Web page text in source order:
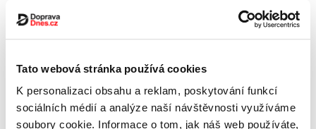
Tato webová stránka používá cookies
K personalizaci obsahu a reklam, poskytování funkcí
sociálních médií a analýze naší návštěvnosti využíváme
soubory cookie. Informace o tom, jak náš web používáte,